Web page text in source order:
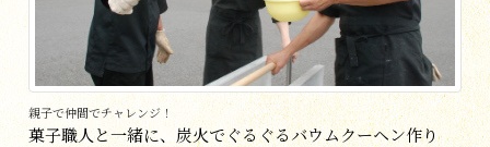
親子で仲間でチャレンジ！
菓子職人と一緒に、炭火でぐるぐるバウムクーヘン作り